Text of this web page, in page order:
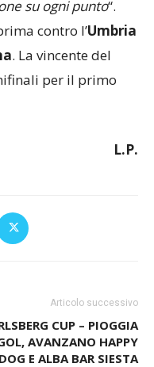
su ogni punto“.
contro l’Umbria
. La vincente del
per il primo
L.P.
Articolo successivo
CUP – PIOGGIA
AVANZANO HAPPY
DOG E ALBA BAR SIESTA